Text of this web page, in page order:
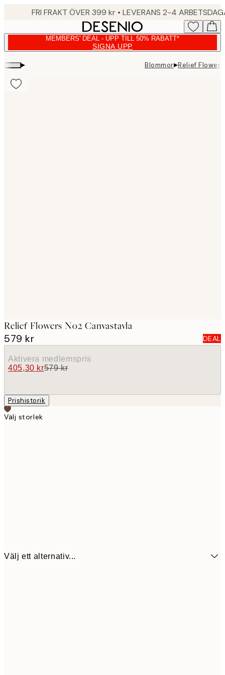
FRI FRAKT ÖVER 399 kr • LEVERANS 2-4
MEMBERS' DEAL - UPP TILL 50% RABATT*
SIGNA UPP
▸ Blommor▸Relief
Relief Flowers No2 Canvastavla
579 kr DEAL
Aktivera medlemspris
405,30 kr579 kr
Prishistorik
Välj storlek
Välj ett alternativ...